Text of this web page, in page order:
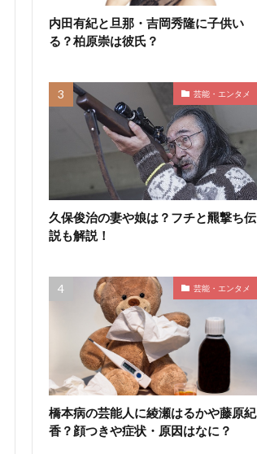
内田有紀と旦那・吉岡秀隆に子供い
る？柏原崇は彼氏？
芸能・エンタメ
久保俊治の妻や娘は？フチと羆撃ち伝
説も解説！
芸能・エンタメ
橋本病の芸能人に綾瀬はるかや藤原紀
香？顔つきや症状・原因はなに？